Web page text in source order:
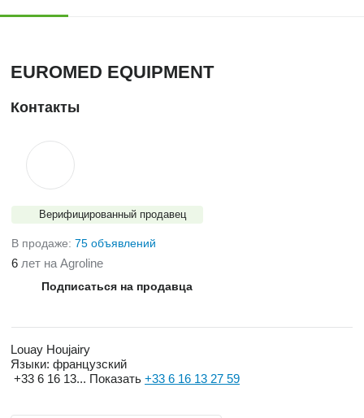
EUROMED EQUIPMENT
Контакты
Верифицированный продавец
В продаже: 75 объявлений
6 лет на Agroline
Подписаться на продавца
Louay Houjairy
Языки: французский
+33 6 16 13... Показать +33 6 16 13 27 59